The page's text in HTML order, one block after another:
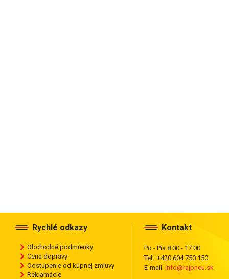
Rychlé odkazy
Obchodné podmienky
Cena dopravy
Odstúpenie od kúpnej zmluvy
Reklamácie
Kontakt
Po - Pia 8:00 - 17:00
Tel.: +420 604 750 150
E-mail: info@rajpneu.sk